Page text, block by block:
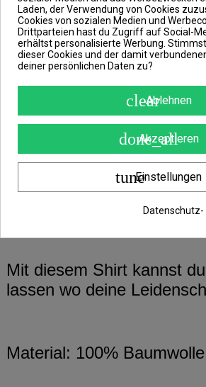
ungewöhnlichen Motiv
geheimnisvolle
und WE TRUST (we
trägt. Das Design des T-
außerdem durch ein Motiv
unterhalb des Halssaums
Rückseite geschmackvoll
Das T-Shirt selbst ist von
ebenso wie der
Mit diesem Shirt kannst
lassen wo deine
Material: 100% Baumwolle
Laden, der Verwendung von Cookies
Cookies von sozialen Medien und
Drittparteien hast du Zugriff auf Social-
erhältst personalisierte Werbung.
dieser Cookies und der damit
deiner persönlichen Daten zu?
clearAblehnen
done_all
Akzeptieren
tuneEinstellungen
Datenschutz-